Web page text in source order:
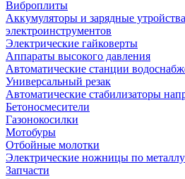
Виброплиты
Аккумуляторы и зарядные
электроинструментов
Электрические гайковерты
Аппараты высокого давления
Автоматические станции
Универсальный резак
Автоматические стабилизаторы
Бетоносмесители
Газонокосилки
Мотобуры
Отбойные молотки
Электрические ножницы по металлу
Запчасти